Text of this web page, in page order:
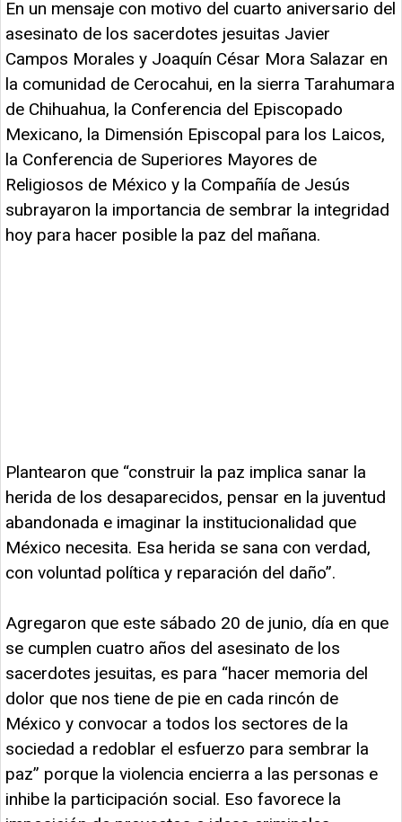
En un mensaje con motivo del cuarto aniversario del
asesinato de los sacerdotes jesuitas Javier
Campos Morales y Joaquín César Mora Salazar en
la comunidad de Cerocahui, en la sierra Tarahumara
de Chihuahua, la Conferencia del Episcopado
Mexicano, la Dimensión Episcopal para los Laicos,
la Conferencia de Superiores Mayores de
Religiosos de México y la Compañía de Jesús
subrayaron la importancia de sembrar la integridad
hoy para hacer posible la paz del mañana.
Plantearon que “construir la paz implica sanar la
herida de los desaparecidos, pensar en la juventud
abandonada e imaginar la institucionalidad que
México necesita. Esa herida se sana con verdad,
con voluntad política y reparación del daño”.
Agregaron que este sábado 20 de junio, día en que
se cumplen cuatro años del asesinato de los
sacerdotes jesuitas, es para “hacer memoria del
dolor que nos tiene de pie en cada rincón de
México y convocar a todos los sectores de la
sociedad a redoblar el esfuerzo para sembrar la
paz” porque la violencia encierra a las personas e
inhibe la participación social. Eso favorece la